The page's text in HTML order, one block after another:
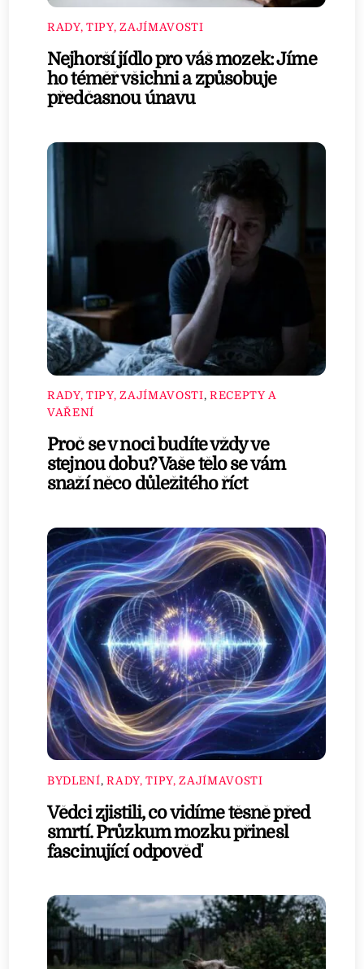
RADY, TIPY, ZAJÍMAVOSTI
Nejhorší jídlo pro váš mozek: Jíme
ho téměř všichni a způsobuje
předčasnou únavu
RADY, TIPY, ZAJÍMAVOSTI, RECEPTY A
VAŘENÍ
Proč se v noci budíte vždy ve
stejnou dobu? Vaše tělo se vám
snaží něco důležitého říct
BYDLENÍ,RADY, TIPY, ZAJÍMAVOSTI
Vědci zjistili, co vidíme těsně před
smrtí. Průzkum mozku přinesl
fascinující odpověď